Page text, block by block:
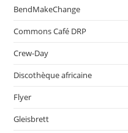
BendMakeChange
Commons Café DRP
Crew-Day
Discothèque africaine
Flyer
Gleisbrett